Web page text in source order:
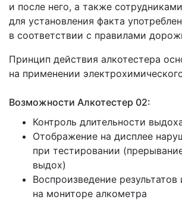
и после него, а также
для установления факта
в соответствии с правилами
Принцип действия алкотестера
на применении
Возможности Алкотестер 02:
Контроль длительности
Отображение на дисплее
при тестировании
выдох)
Воспроизведение результатов
на мониторе алкометра